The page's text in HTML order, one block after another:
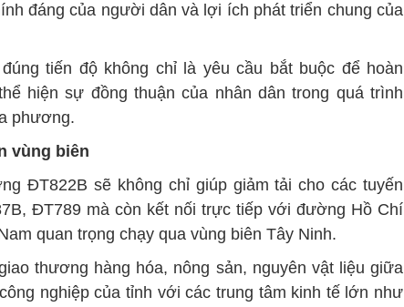
đáng của người dân và lợi ích phát triển chung của
tiến độ không chỉ là yêu cầu bắt buộc để hoàn
hiện sự đồng thuận của nhân dân trong quá trình
phương.
vùng biên
ĐT822B sẽ không chỉ giúp giảm tải cho các tuyến
ĐT789 mà còn kết nối trực tiếp với đường Hồ Chí
quan trọng chạy qua vùng biên Tây Ninh.
thương hàng hóa, nông sản, nguyên vật liệu giữa
nghiệp của tỉnh với các trung tâm kinh tế lớn như